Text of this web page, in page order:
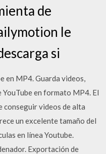
de
le
si
en MP4. Guarda videos,
en formato MP4. El
conseguir videos de alta
un excelente tamaño del
en línea Youtube.
Exportación de